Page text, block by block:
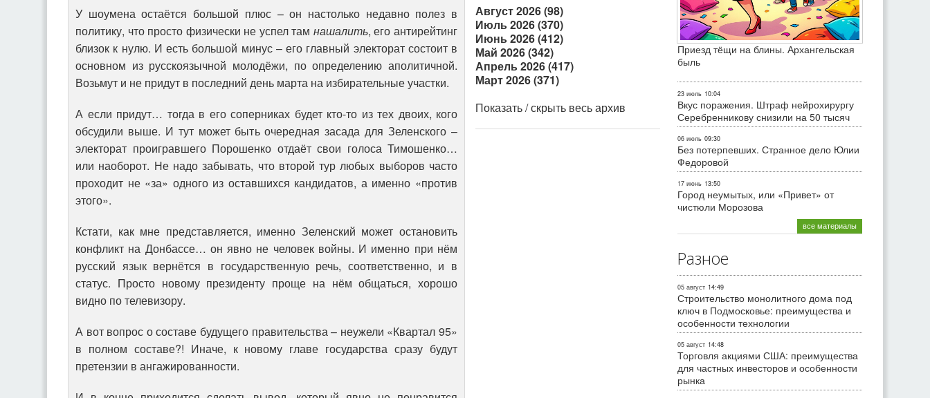
У шоумена остаётся большой плюс – он настолько недавно полез в
политику, что просто физически не успел там нашалить, его антирейтинг
близок к нулю. И есть большой минус – его главный электорат состоит в
основном из русскоязычной молодёжи, по определению аполитичной.
Возьмут и не придут в последний день марта на избирательные участки.
А если придут… тогда в его соперниках будет кто-то из тех двоих, кого
обсудили выше. И тут может быть очередная засада для Зеленского –
электорат проигравшего Порошенко отдаёт свои голоса Тимошенко…
или наоборот. Не надо забывать, что второй тур любых выборов часто
проходит не «за» одного из оставшихся кандидатов, а именно «против
этого».
Кстати, как мне представляется, именно Зеленский может остановить
конфликт на Донбассе… он явно не человек войны. И именно при нём
русский язык вернётся в государственную речь, соответственно, и в
статус. Просто новому президенту проще на нём общаться, хорошо
видно по телевизору.
А вот вопрос о составе будущего правительства – неужели «Квартал 95»
в полном составе?! Иначе, к новому главе государства сразу будут
претензии в ангажированности.
Август 2026 (98)
Июль 2026 (370)
Июнь 2026 (412)
Май 2026 (342)
Апрель 2026 (417)
Март 2026 (371)
Показать / скрыть весь архив
Приезд тёщи на блины. Архангельская
быль
23 июль 10:04
Вкус поражения. Штраф нейрохирургу
Серебренникову снизили на 50 тысяч
06 июль 09:30
Без потерпевших. Странное дело Юлии
Федоровой
17 июнь 13:50
Город неумытых, или «Привет» от
чистюли Морозова
все материалы
Разное
05 август 14:49
Строительство монолитного дома под
ключ в Подмосковье: преимущества и
особенности технологии
05 август 14:48
Торговля акциями США: преимущества
для частных инвесторов и особенности
рынка